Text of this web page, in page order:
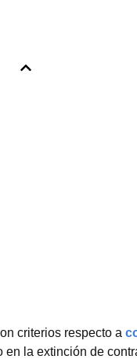
criterios respecto a
la extinción de